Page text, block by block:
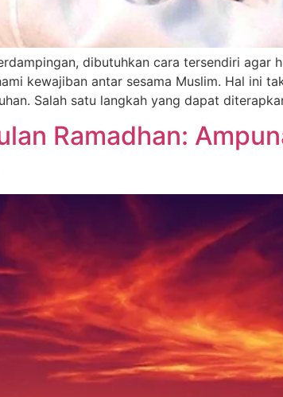
dibutuhkan cara tersendiri
kewajiban antar sesama Muslim. Hal ini
Salah satu langkah yang dapat
Ramadhan: